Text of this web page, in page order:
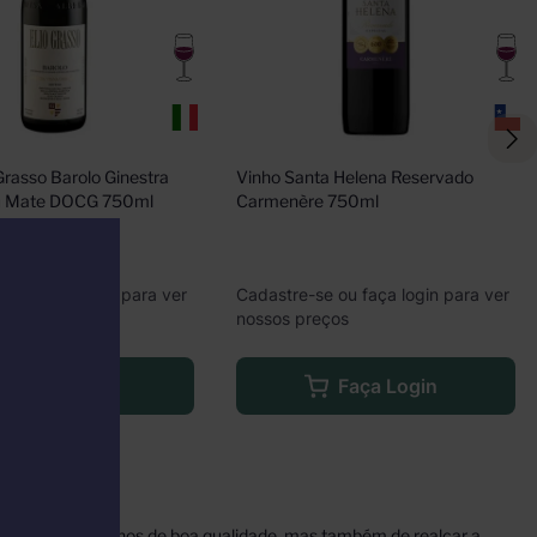
Barolo Ginestra
Mate DOCG 750ml
ou faça login para ver
Vinho Santa Helena Reservado
Carmenère 750ml
Cadastre-se ou faça login para ver
nossos preços
Faça Login